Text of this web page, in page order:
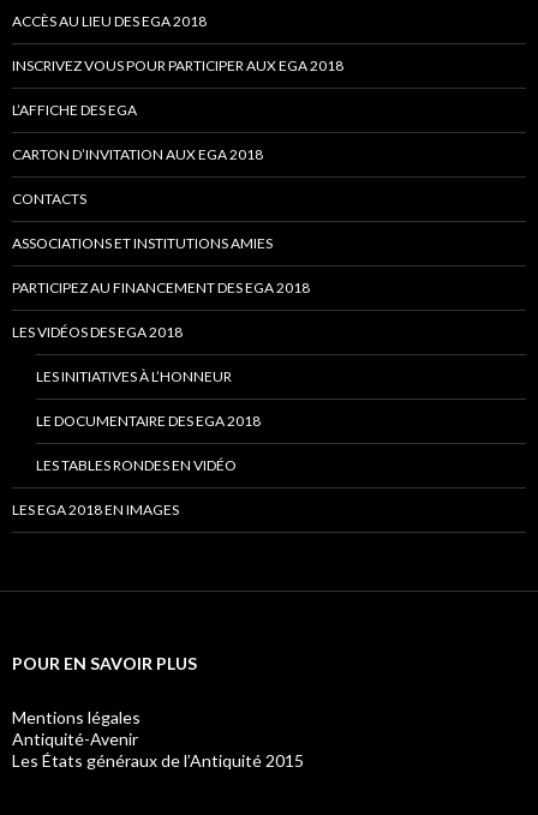
ACCÈS AU LIEU DES EGA 2018
INSCRIVEZ VOUS POUR PARTICIPER AUX EGA 2018
L’AFFICHE DES EGA
CARTON D’INVITATION AUX EGA 2018
CONTACTS
ASSOCIATIONS ET INSTITUTIONS AMIES
PARTICIPEZ AU FINANCEMENT DES EGA 2018
LES VIDÉOS DES EGA 2018
LES INITIATIVES À L’HONNEUR
LE DOCUMENTAIRE DES EGA 2018
LES TABLES RONDES EN VIDÉO
LES EGA 2018 EN IMAGES
POUR EN SAVOIR PLUS
Mentions légales
Antiquité-Avenir
Les États généraux de l’Antiquité 2015